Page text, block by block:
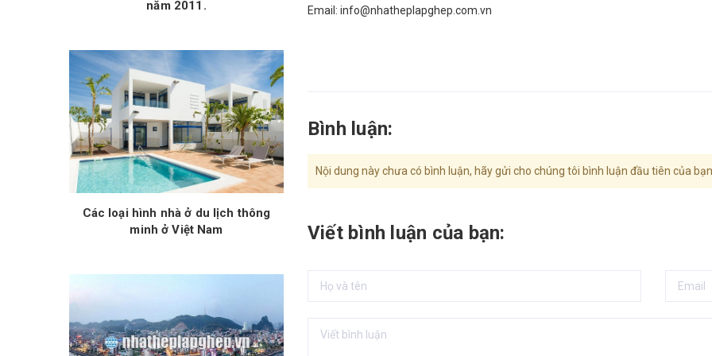
Email: info@nhatheplapghep.com.vn
Bình luận:
Nội dung này chưa có bình luận, hãy gửi cho chúng tôi bình luận đầu tiên của bạn.
Viết bình luận của bạn:
năm 2011.
Các loại hình nhà ở du lịch thông
minh ở Việt Nam